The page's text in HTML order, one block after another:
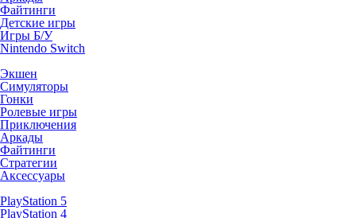
Файтинги
Детские игры
Игры Б/У
Nintendo Switch
Экшен
Симуляторы
Гонки
Ролевые игры
Приключения
Аркады
Файтинги
Стратегии
Аксессуары
PlayStation 5
PlayStation 4